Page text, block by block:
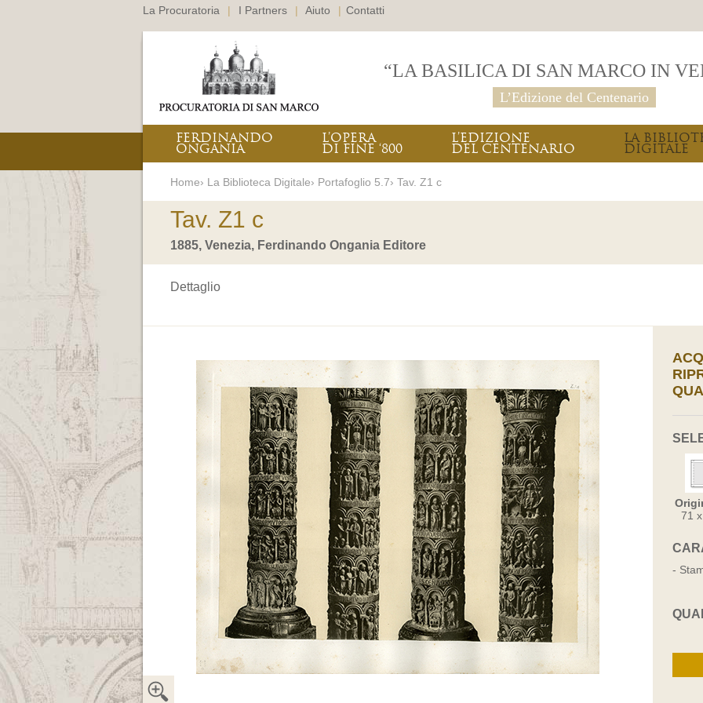
La Procuratoria | I Partners | Aiuto | Contatti
“LA BASILICA DI SAN MARCO IN
L’Edizione del Centenario
FERDINANDO
ONGANIA
L’OPERA
DI FINE ‘800
L’EDIZIONE
DEL CENTENARIO
LA
DIGITALE
Home› La Biblioteca Digitale› Portafoglio 5.7› Tav. Z1 c
Tav. Z1 c
1885, Venezia, Ferdinando Ongania Editore
Dettaglio
71
-